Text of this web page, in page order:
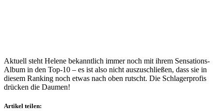
Aktuell steht Helene bekanntlich immer noch mit ihrem Sensations-
Album in den Top-10 – es ist also nicht auszuschließen, dass sie in
diesem Ranking noch etwas nach oben rutscht. Die Schlagerprofis
drücken die Daumen!
Artikel teilen: